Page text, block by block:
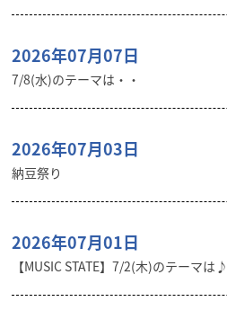
2026年07月07日
7/8(水)のテーマは・・
2026年07月03日
納豆祭り
2026年07月01日
【MUSIC STATE】7/2(木)のテーマは♪